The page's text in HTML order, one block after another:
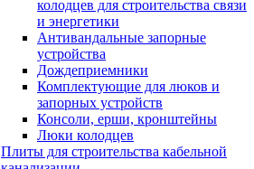
колодцев для строительства связи
и энергетики
Антивандальные запорные
устройства
Дождеприемники
Комплектующие для люков и
запорных устройств
Консоли, ерши, кронштейны
Люки колодцев
Плиты для строительства кабельной